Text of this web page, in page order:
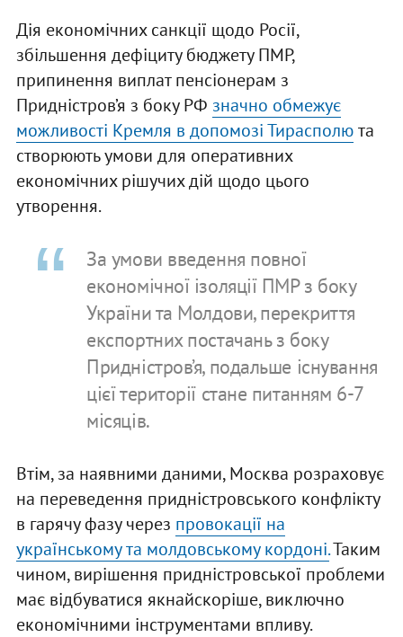
Дія економічних санкції щодо Росії,
збільшення дефіциту бюджету ПМР,
припинення виплат пенсіонерам з
Придністров’я з боку РФ значно обмежує
можливості Кремля в допомозі Тирасполюта
створюють умови для оперативних
економічних рішучих дій щодо цього
утворення.
За умови введення повної
економічної ізоляції ПМР з боку
України та Молдови, перекриття
експортних постачань з боку
Придністров’я, подальше існування
цієї території стане питанням 6-7
місяців.
Втім, за наявними даними, Москва розраховує
на переведення придністровського конфлікту
в гарячу фазу через провокації на
українському та молдовському кордоні.Таким
чином, вирішення придністровської проблеми
має відбуватися якнайскоріше, виключно
економічними інструментами впливу.